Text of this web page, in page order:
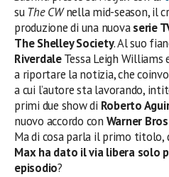
su The CWnella mid-season, il
produzione di una nuovaserie
The Shelley Society. Al suo
RiverdaleTessa Leigh Williams
a riportare la notizia, che
a cui l’autore sta lavorando,
primi due show di Roberto
nuovo accordo con Warner
Ma di cosa parla il primo titolo,
Max ha dato il via libera solo
episodio?